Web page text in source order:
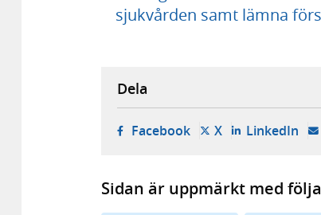
sjukvården samt lämna
Dela
Facebook- öppnas i ny flik,
X- öppnas i ny
LinkedIn-
Sidan är uppmärkt med